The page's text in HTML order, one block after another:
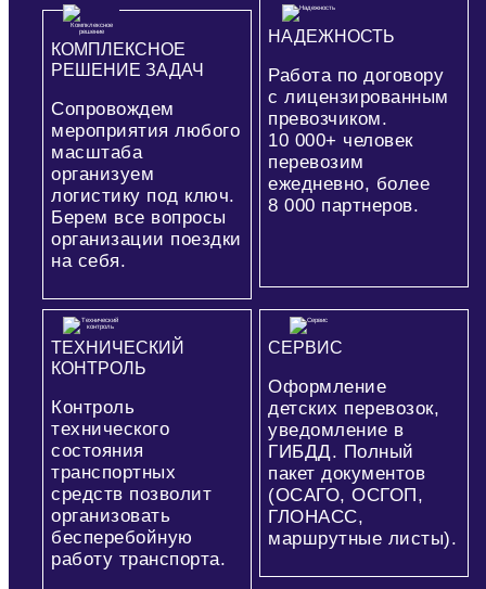
КОМПЛЕКСНОЕ
РЕШЕНИЕ ЗАДАЧ
Сопровождем
мероприятия любого
масштаба
организуем
логистику под ключ.
Берем все вопросы
организации поездки
на себя.
НАДЕЖНОСТЬ
Работа по договору
с лицензированным
превозчиком.
10 000+ человек
перевозим
ежедневно, более
8 000 партнеров.
ТЕХНИЧЕСКИЙ
КОНТРОЛЬ
Контроль
технического
состояния
транспортных
средств позволит
организовать
бесперебойную
работу транспорта.
СЕРВИС
Оформление
детских перевозок,
уведомление в
ГИБДД. Полный
пакет документов
(ОСАГО, ОСГОП,
ГЛОНАСС,
маршрутные листы).